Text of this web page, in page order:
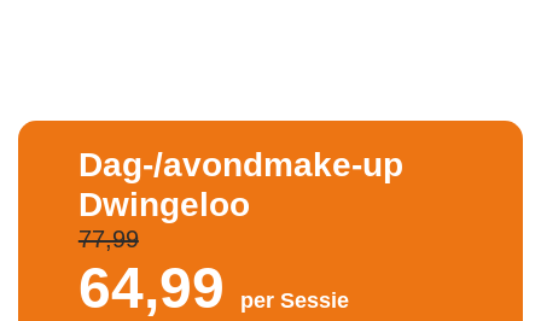
Dag-/avondmake-up
Dwingeloo
77,99
64,99 per Sessie